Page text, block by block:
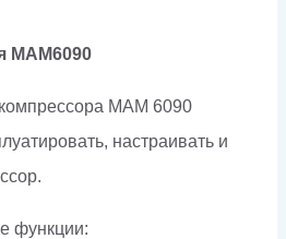
МАМ6090
МАМ 6090
настраивать и
функции: